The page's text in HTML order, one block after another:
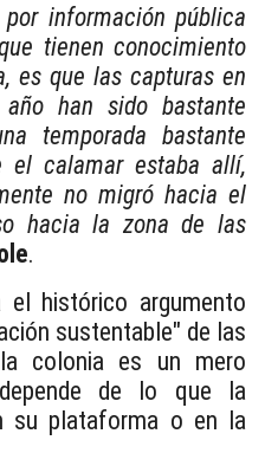
información pública
tienen conocimiento
es que las capturas en
han sido bastante
temporada bastante
el calamar estaba allí,
no migró hacia el
hacia la zona de las
.
el histórico argumento
sustentable" de las
colonia es un mero
de lo que la
su plataforma o en la